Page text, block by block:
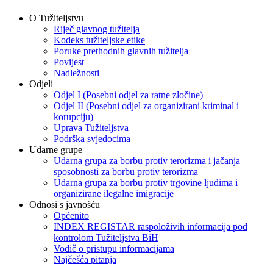
O Tužiteljstvu
Riječ glavnog tužitelja
Kodeks tužiteljske etike
Poruke prethodnih glavnih tužitelja
Povijest
Nadležnosti
Odjeli
Odjel I (Posebni odjel za ratne zločine)
Odjel II (Posebni odjel za organizirani kriminal i
korupciju)
Uprava Tužiteljstva
Podrška svjedocima
Udarne grupe
Udarna grupa za borbu protiv terorizma i jačanja
sposobnosti za borbu protiv terorizma
Udarna grupa za borbu protiv trgovine ljudima i
organizirane ilegalne imigracije
Odnosi s javnošću
Općenito
INDEX REGISTAR raspoloživih informacija pod
kontrolom Tužiteljstva BiH
Vodič o pristupu informacijama
Najčešća pitanja